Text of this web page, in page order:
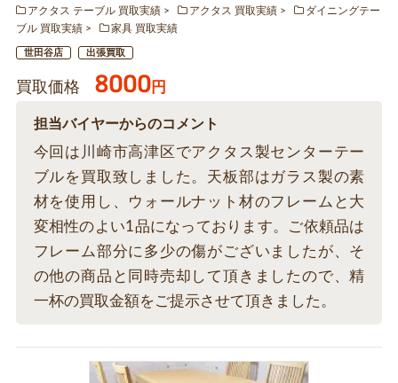
アクタス テーブル 買取実績
アクタス 買取実績
ダイニングテー
ブル 買取実績
家具 買取実績
世田谷店 出張買取
買取価格 8000円
担当バイヤーからのコメント
今回は川崎市高津区でアクタス製センターテー
ブルを買取致しました。天板部はガラス製の素
材を使用し、ウォールナット材のフレームと大
変相性のよい1品になっております。ご依頼品は
フレーム部分に多少の傷がございましたが、そ
の他の商品と同時売却して頂きましたので、精
一杯の買取金額をご提示させて頂きました。